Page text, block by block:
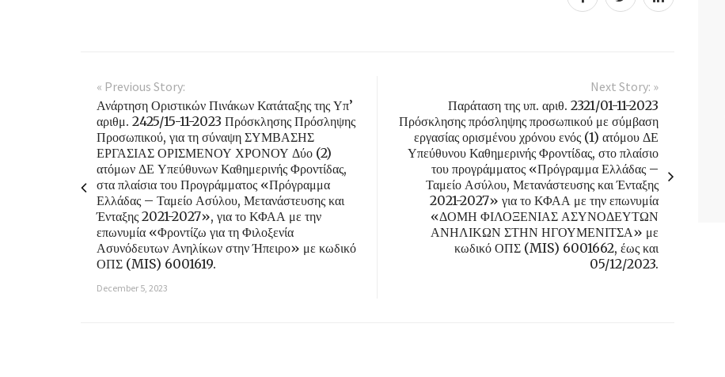
« Previous Story:
Ανάρτηση Οριστικών Πινάκων Κατάταξης της Υπ’
αριθμ. 2425/15-11-2023 Πρόσκλησης Πρόσληψης
Προσωπικού, για τη σύναψη ΣΥΜΒΑΣΗΣ
ΕΡΓΑΣΙΑΣ ΟΡΙΣΜΕΝΟΥ ΧΡΟΝΟΥ Δύο (2)
ατόμων ΔΕ Υπεύθυνων Καθημερινής Φροντίδας,
στα πλαίσια του Προγράμματος «Πρόγραμμα
Ελλάδας – Ταμείο Ασύλου, Μετανάστευσης και
Ένταξης 2021-2027», για το ΚΦΑΑ με την
επωνυμία «Φροντίζω για τη Φιλοξενία
Ασυνόδευτων Ανηλίκων στην Ήπειρο» με κωδικό
ΟΠΣ (MIS) 6001619.
December 5, 2023
Next Story: »
Παράταση της υπ. αριθ. 2321/01-11-2023
Πρόσκλησης πρόσληψης προσωπικού με σύμβαση
εργασίας ορισμένου χρόνου ενός (1) ατόμου ΔΕ
Υπεύθυνου Καθημερινής Φροντίδας, στο πλαίσιο
του προγράμματος «Πρόγραμμα Ελλάδας –
Ταμείο Ασύλου, Μετανάστευσης και Ένταξης
2021-2027» για το ΚΦΑΑ με την επωνυμία
«ΔΟΜΗ ΦΙΛΟΞΕΝΙΑΣ ΑΣΥΝΟΔΕΥΤΩΝ
ΑΝΗΛΙΚΩΝ ΣΤΗΝ ΗΓΟΥΜΕΝΙΤΣΑ» με
κωδικό ΟΠΣ (MIS) 6001662, έως και
05/12/2023.